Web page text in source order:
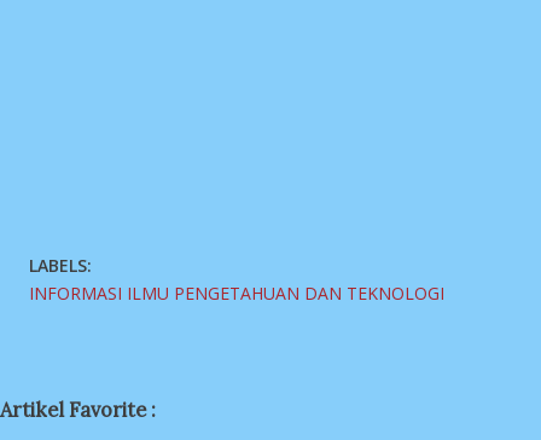
LABELS:
INFORMASI ILMU PENGETAHUAN DAN TEKNOLOGI
Artikel Favorite :